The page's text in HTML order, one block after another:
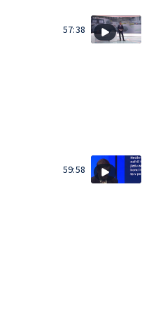
57:38
59:58